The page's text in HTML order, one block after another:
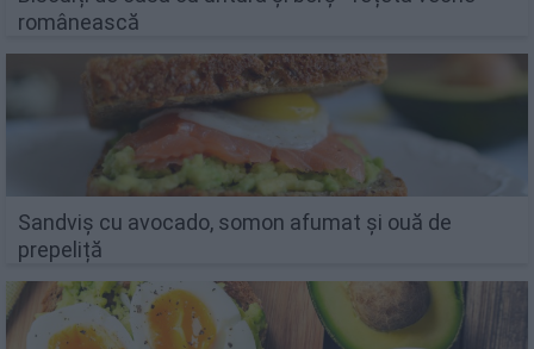
românească
Sandviș cu avocado, somon afumat și ouă de
prepeliță